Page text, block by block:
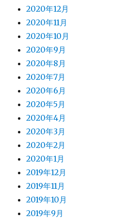
2020年12月
2020年11月
2020年10月
2020年9月
2020年8月
2020年7月
2020年6月
2020年5月
2020年4月
2020年3月
2020年2月
2020年1月
2019年12月
2019年11月
2019年10月
2019年9月